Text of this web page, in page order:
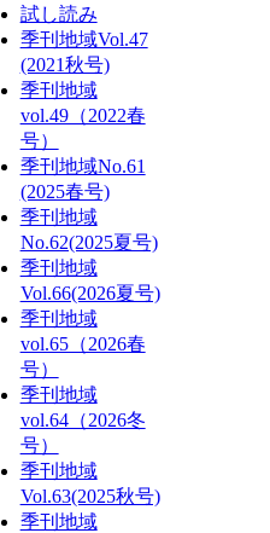
試し読み
季刊地域Vol.47
(2021秋号)
季刊地域
vol.49（2022春
号）
季刊地域No.61
(2025春号)
季刊地域
No.62(2025夏号)
季刊地域
Vol.66(2026夏号)
季刊地域
vol.65（2026春
号）
季刊地域
vol.64（2026冬
号）
季刊地域
Vol.63(2025秋号)
季刊地域